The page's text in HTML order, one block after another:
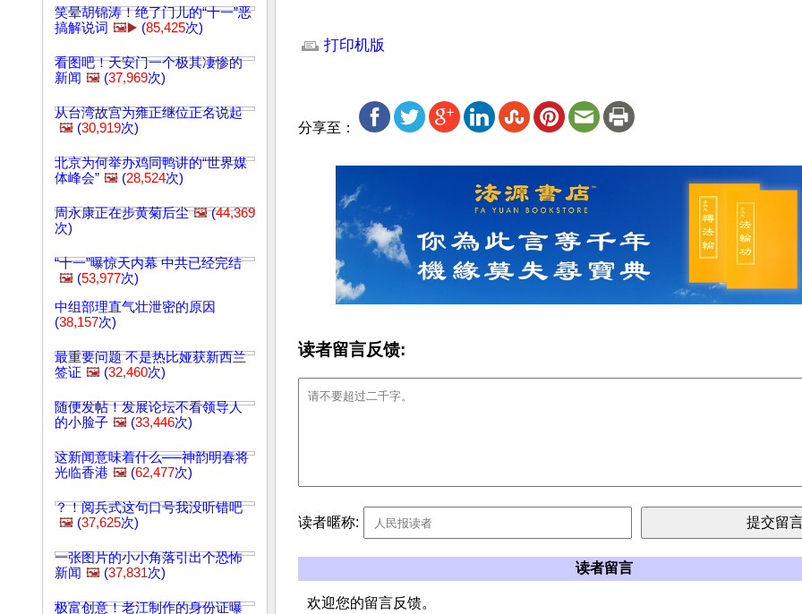
笑晕胡锦涛！绝了门儿的“十一”恶
搞解说词 🖼️▶️ (85,425次)
看图吧！天安门一个极其凄惨的
新闻 🖼️ (37,969次)
从台湾故宫为雍正继位正名说起
🖼️ (30,919次)
北京为何举办鸡同鸭讲的“世界媒
体峰会” 🖼️ (28,524次)
周永康正在步黄菊后尘 🖼️(44,369
次)
“十一”曝惊天内幕 中共已经完结
🖼️ (53,977次)
中组部理直气壮泄密的原因
(38,157次)
最重要问题 不是热比娅获新西兰
签证 🖼️ (32,460次)
随便发帖！发展论坛不看领导人
的小脸子 🖼️ (33,446次)
这新闻意味着什么──神韵明春将
光临香港 🖼️ (62,477次)
？！阅兵式这句口号我没听错吧
🖼️ (37,625次)
一张图片的小小角落引出个恐怖
新闻 🖼️ (37,831次)
极富创意！老江制作的身份证曝
打印机版
分享至：
读者留言反馈:
读者暱称:
读者留言
欢迎您的留言反馈。